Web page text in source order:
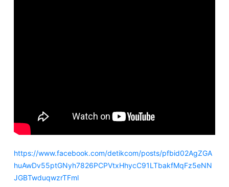
https://www.facebook.com/detikcom/posts/pfbid02AgZGA
huAwDv55ptGNyh7826PCPVtxHhycC91LTbakfMqFz5eNN
JGBTwduqwzrTFml